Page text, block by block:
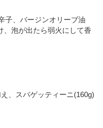
子、バージンオリーブ油
、泡が出たら弱火にして香
、スパゲッティーニ(160g)